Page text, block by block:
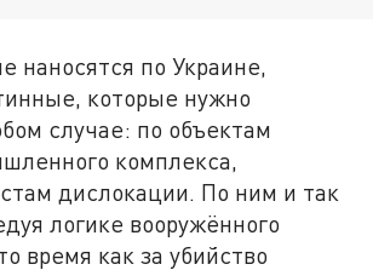
наносятся по Украине,
которые нужно
случае: по объектам
комплекса,
дислокации. По ним и так
логике вооружённого
время как за убийство